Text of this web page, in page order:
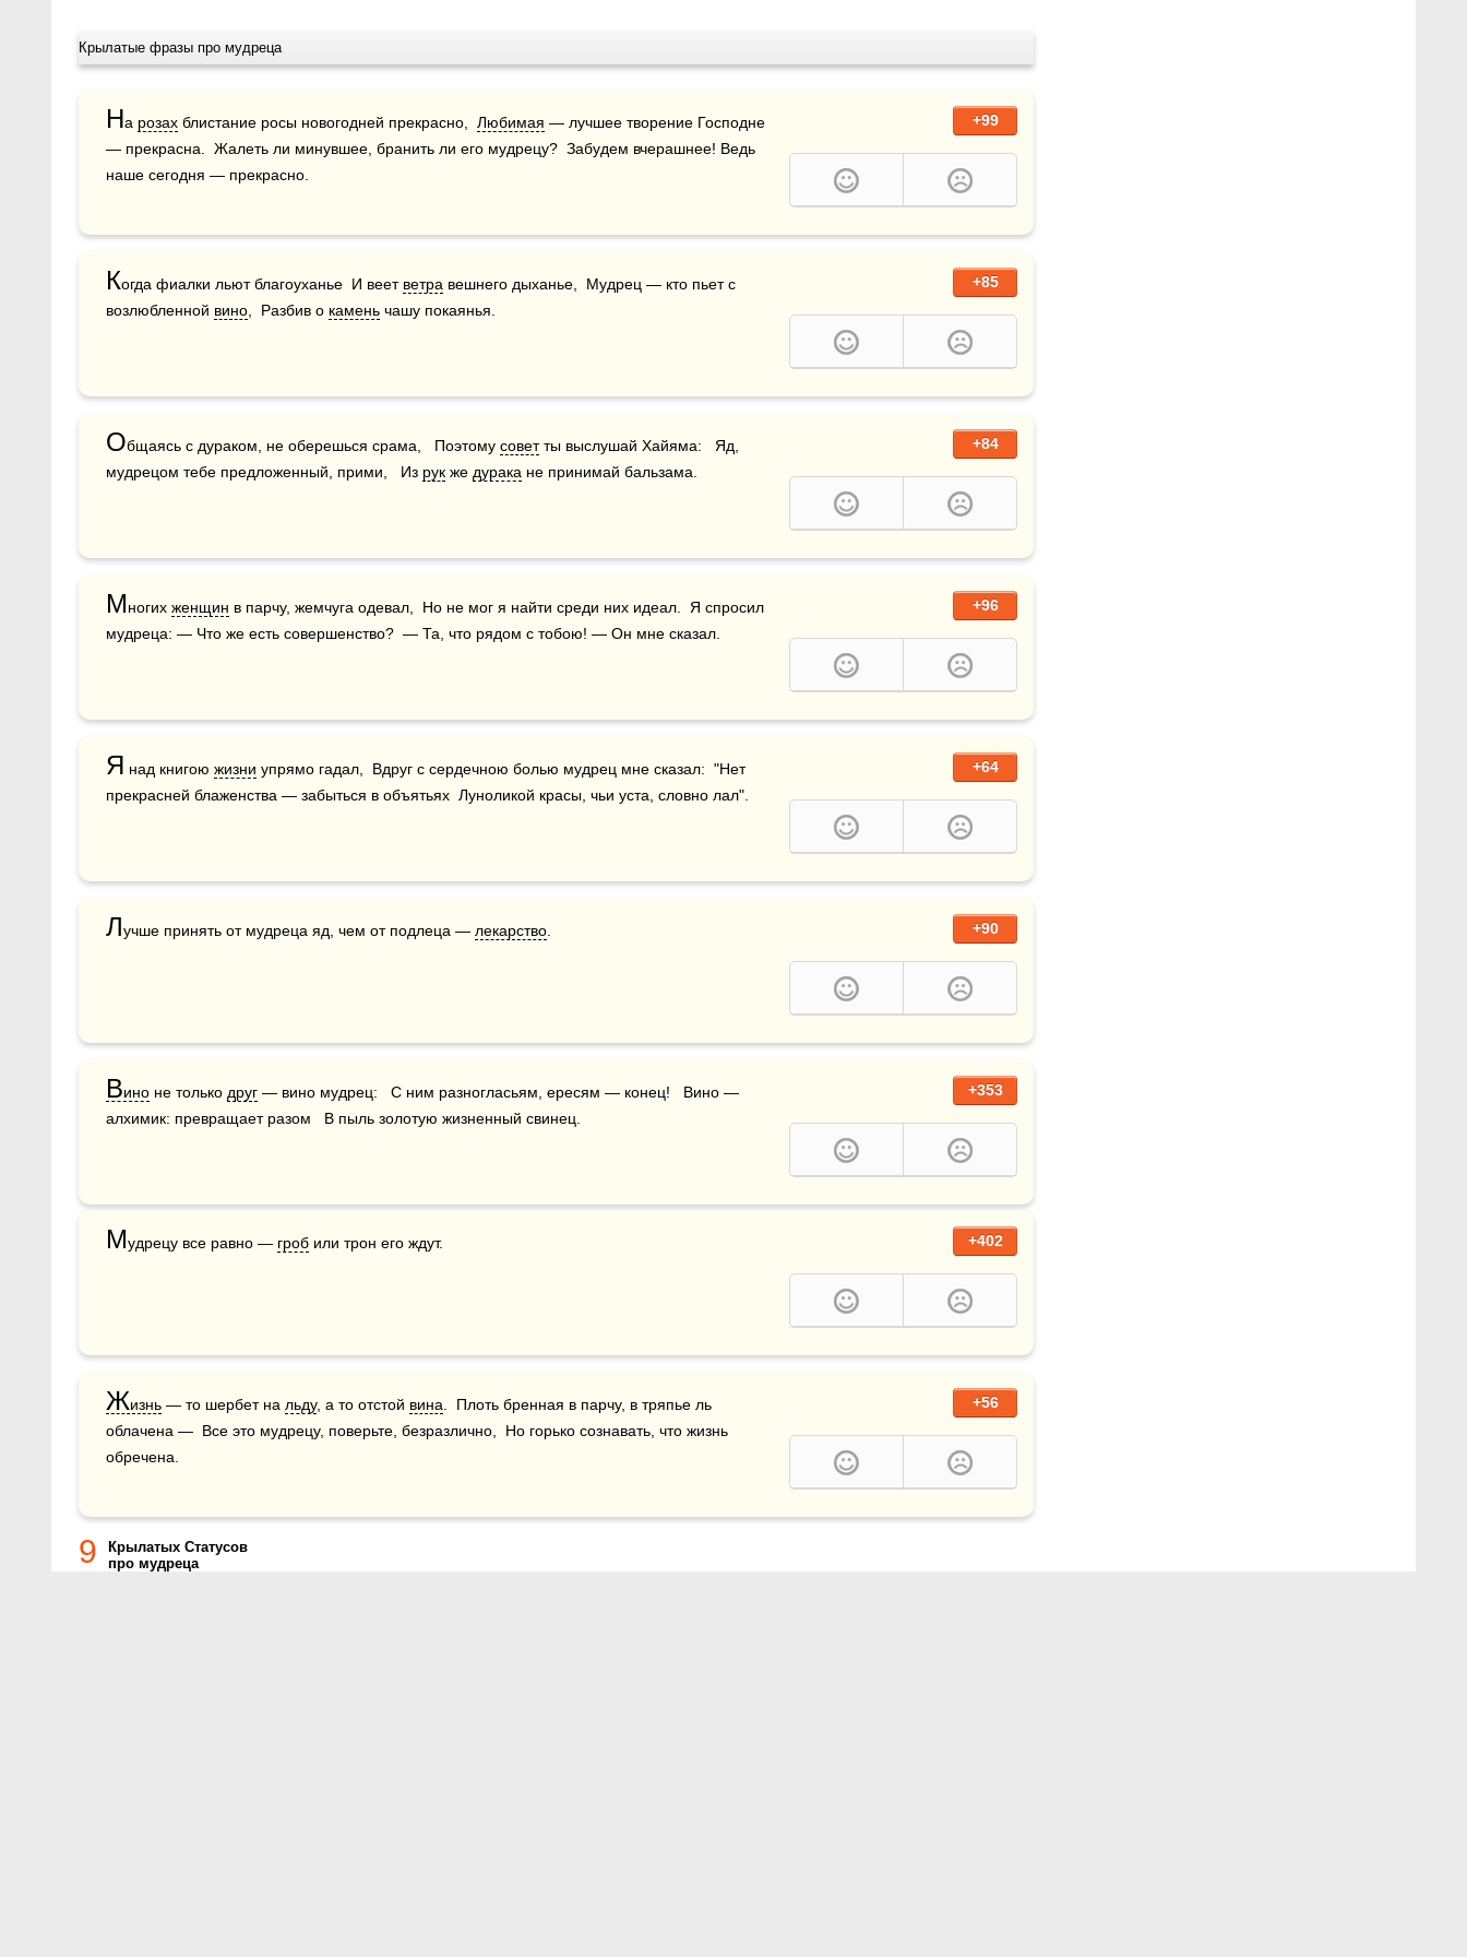
Крылатые фразы про мудреца
+99
На розах блистание росы новогодней прекрасно, Любимая — лучшее творение Господне
— прекрасна.  Жалеть ли минувшее, бранить ли его мудрецу?  Забудем вчерашнее! Ведь
наше сегодня — прекрасно.
+85
Когда фиалки льют благоуханье  И веет ветра вешнего дыханье,  Мудрец — кто пьет с
возлюбленной вино ,  Разбив о камень чашу покаянья.
+84
Общаясь с дураком, не оберешься срама,   Поэтому совет ты выслушай Хайяма:   Яд,
мудрецом тебе предложенный, прими,   Из рук же дурака не принимай бальзама.
+96
Многих женщин в парчу, жемчуга одевал,  Но не мог я найти среди них идеал.  Я спросил
мудреца: — Что же есть совершенство?  — Та, что рядом с тобою! — Он мне сказал.
+64
Я над книгою жизни упрямо гадал,  Вдруг с сердечною болью мудрец мне сказал:  "Нет
прекрасней блаженства — забыться в объятьях  Луноликой красы, чьи уста, словно лал".
+90
Лучше принять от мудреца яд, чем от подлеца — лекарство
+353
Вино не только друг — вино мудрец:   С ним разногласьям, ересям — конец!   Вино —
алхимик: превращает разом   В пыль золотую жизненный свинец.
+402
Мудрецу все равно — гроб или трон его ждут.
+56
Жизнь — то шербет на льду, а то отстой вина .  Плоть бренная в парчу, в тряпье ль
облачена —  Все это мудрецу, поверьте, безразлично,  Но горько сознавать, что жизнь
обречена.
9
Крылатых Статусов
про мудреца